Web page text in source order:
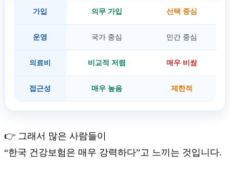
가입 의무 가입 선택 중심
운영 국가 중심 민간 중심
의료비 비교적 저렴 매우 비쌈
접근성 매우 높음 제한적
👉 그래서 많은 사람들이
“한국 건강보험은 매우 강력하다”고 느끼는 것입니다.